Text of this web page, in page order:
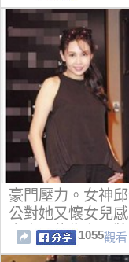
豪門壓力。女神
公對她又懷女兒
夜店，能生兒子獎
1055觀看